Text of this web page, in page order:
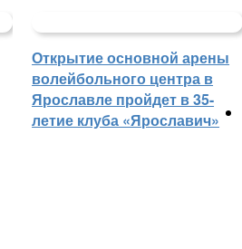
Открытие основной арены
волейбольного центра в
Ярославле пройдет в 35-
летие клуба «Ярославич»